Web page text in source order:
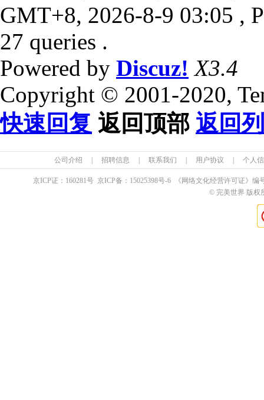
GMT+8, 2026-8-9 03:05 ,
27 queries .
Powered by Discuz! X3.4
Copyright © 2001-2020,
快速回复 返回顶部 返回
公司介绍 招聘信息 联系我们 用户协议 个人
京ICP证： 160281号 京ICP备： 15025398号-6 《网络文化经营许可证》编
© 完美世界 版权